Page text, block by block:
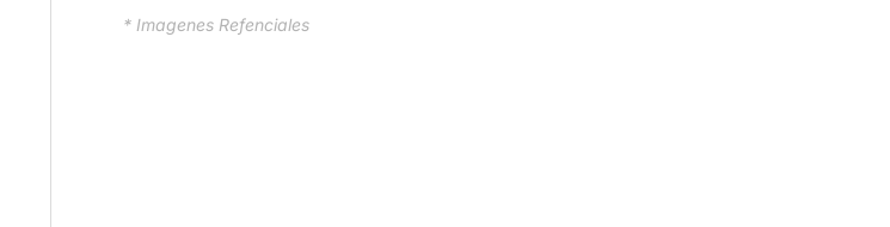
* Imagenes Refenciales